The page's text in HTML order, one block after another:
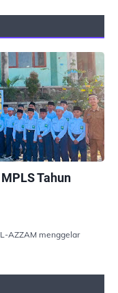
Tahun
AZZAM menggelar